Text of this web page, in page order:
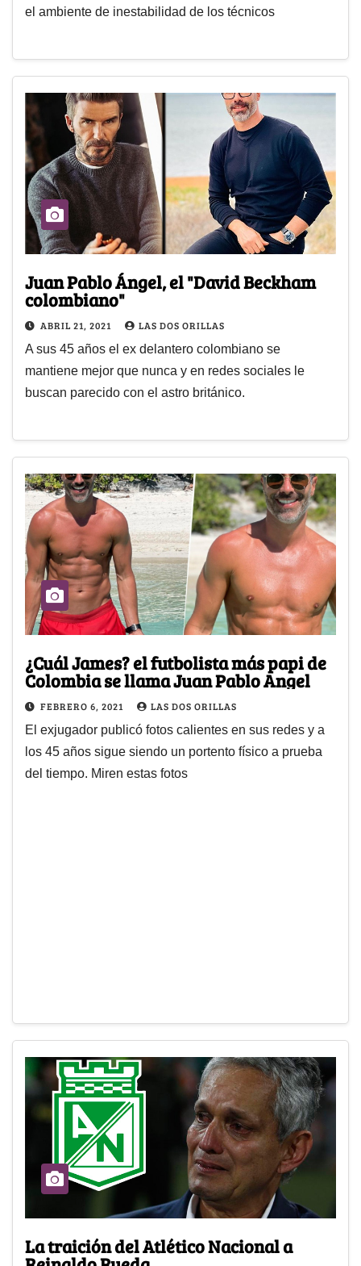
el ambiente de inestabilidad de los técnicos
Juan Pablo Ángel, el "David Beckham
colombiano"
ABRIL 21, 2021 LAS DOS ORILLAS
A sus 45 años el ex delantero colombiano se
mantiene mejor que nunca y en redes sociales le
buscan parecido con el astro británico.
¿Cuál James? el futbolista más papi de
Colombia se llama Juan Pablo Angel
FEBRERO 6, 2021 LAS DOS ORILLAS
El exjugador publicó fotos calientes en sus redes y a
los 45 años sigue siendo un portento físico a prueba
del tiempo. Miren estas fotos
La traición del Atlético Nacional a